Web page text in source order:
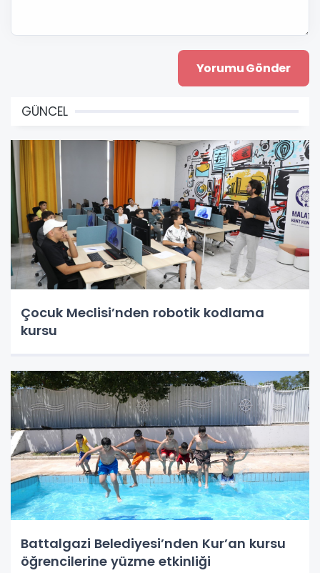
GÜNCEL
Çocuk Meclisi’nden robotik kodlama
kursu
Battalgazi Belediyesi’nden Kur’an kursu
öğrencilerine yüzme etkinliği